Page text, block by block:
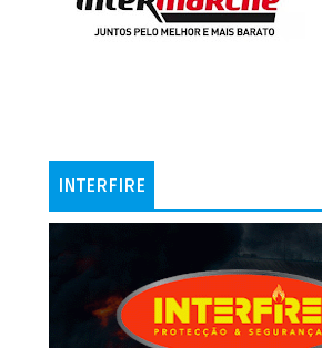
INTERFIRE